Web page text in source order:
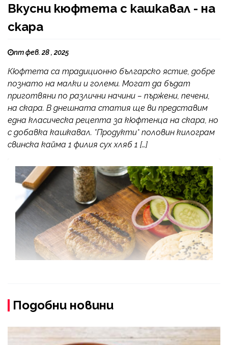
Вкусни кюфтета с кашкавал - на
скара
пт фев. 28 , 2025
Кюфтета са традиционно българско ястие, добре
познато на малки и големи. Могат да бъдат
приготвяни по различни начини – пържени, печени,
на скара. В днешната статия ще ви представим
една класическа рецепта за кюфтенца на скара, но
с добавка кашкавал. *Продукти* половин килограм
свинска кайма 1 филия сух хляб 1 […]
Подобни новини